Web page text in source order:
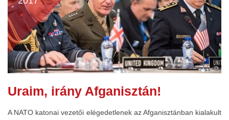
Uraim, irány Afganisztán!
A NATO katonai vezetői elégedetlenek az Afganisztánban kialakult